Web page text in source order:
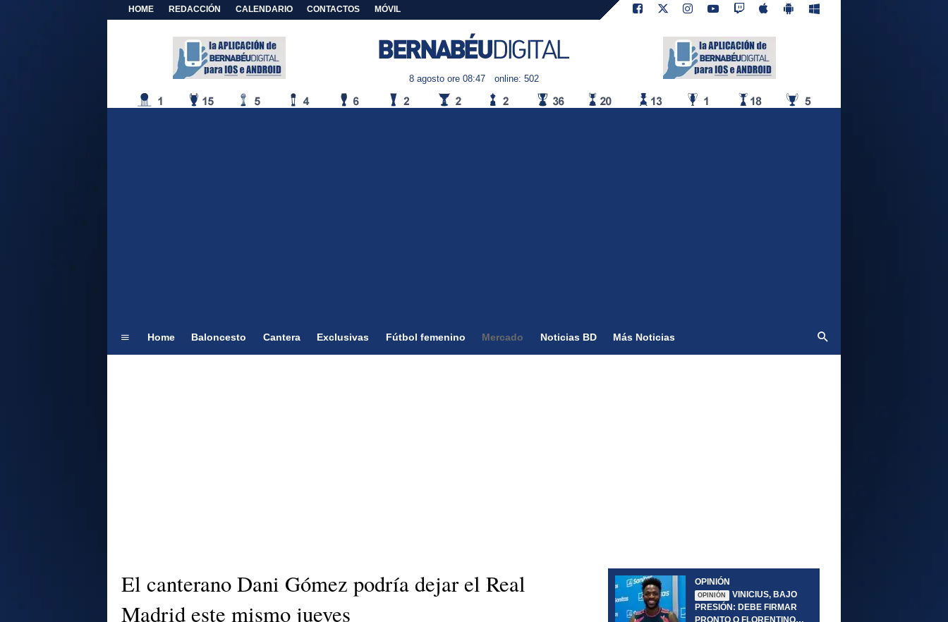
HOME REDACCIÓN CALENDARIO CONTACTOS MÓVIL
8 agosto ore 08:47 online: 502
Home Baloncesto Cantera Exclusivas Fútbol femenino Mercado Noticias BD Más Noticias
El canterano Dani Gómez podría dejar el Real
Madrid este mismo jueves
OPINIÓN
OPINIÓN
VINICIUS, BAJO
PRESIÓN: DEBE FIRMAR
PRONTO O FLORENTINO